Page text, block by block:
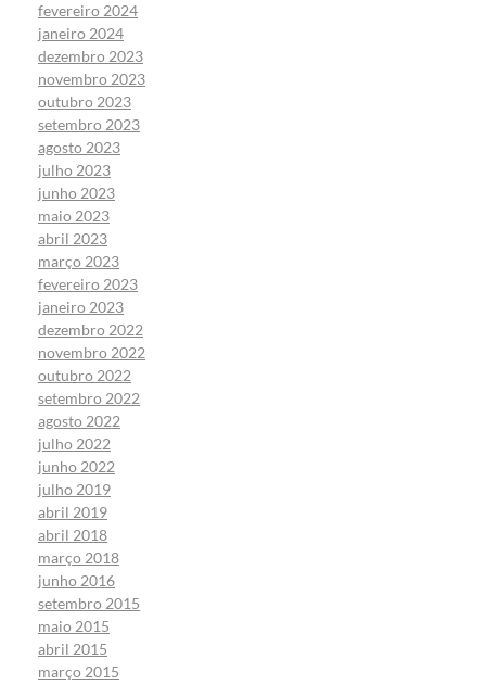
fevereiro 2024
janeiro 2024
dezembro 2023
novembro 2023
outubro 2023
setembro 2023
agosto 2023
julho 2023
junho 2023
maio 2023
abril 2023
março 2023
fevereiro 2023
janeiro 2023
dezembro 2022
novembro 2022
outubro 2022
setembro 2022
agosto 2022
julho 2022
junho 2022
julho 2019
abril 2019
abril 2018
março 2018
junho 2016
setembro 2015
maio 2015
abril 2015
março 2015